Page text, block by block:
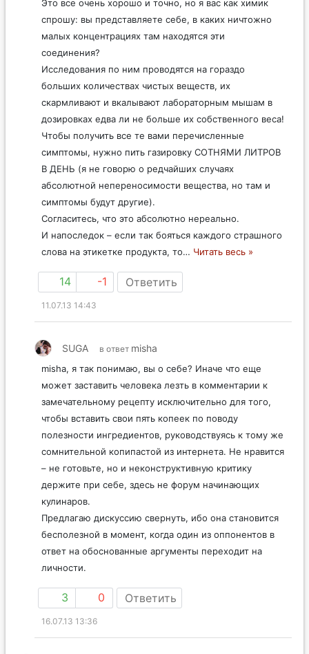
Это все очень хорошо и точно, но я вас как химик
спрошу: вы представляете себе, в каких ничтожно
малых концентрациях там находятся эти
соединения?
Исследования по ним проводятся на гораздо
больших количествах чистых веществ, их
скармливают и вкалывают лабораторным мышам в
дозировках едва ли не больше их собственного веса!
Чтобы получить все те вами перечисленные
симптомы, нужно пить газировку СОТНЯМИ ЛИТРОВ
В ДЕНЬ (я не говорю о редчайших случаях
абсолютной непереносимости вещества, но там и
симптомы будут другие).
Согласитесь, что это абсолютно нереально.
И напоследок – если так бояться каждого страшного
слова на этикетке продукта, то… Читать весь »
14 -1 Ответить
11.07.13 14:43
SUGA в ответ misha
misha, я так понимаю, вы о себе? Иначе что еще
может заставить человека лезть в комментарии к
замечательному рецепту исключительно для того,
чтобы вставить свои пять копеек по поводу
полезности ингредиентов, руководствуясь к тому же
сомнительной копипастой из интернета. Не нравится
– не готовьте, но и неконструктивную критику
держите при себе, здесь не форум начинающих
кулинаров.
Предлагаю дискуссию свернуть, ибо она становится
бесполезной в момент, когда один из оппонентов в
ответ на обоснованные аргументы переходит на
личности.
3 0 Ответить
16.07.13 13:36